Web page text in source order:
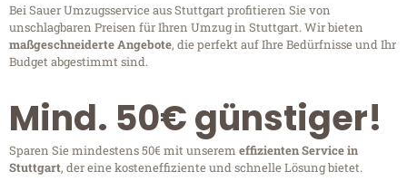
Bei Sauer Umzugsservice aus Stuttgart profitieren Sie von
unschlagbaren Preisen für Ihren Umzug in Stuttgart. Wir bieten
maßgeschneiderte Angebote, die perfekt auf Ihre Bedürfnisse und Ihr
Budget abgestimmt sind.
Mind. 50€ günstiger!
Sparen Sie mindestens 50€ mit unserem effizienten Service in
Stuttgart, der eine kosteneffiziente und schnelle Lösung bietet.